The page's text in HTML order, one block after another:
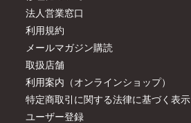
法人営業窓口
利用規約
メールマガジン購読
取扱店舗
利用案内（オンラインショップ）
特定商取引に関する法律に基づく表示
ユーザー登録